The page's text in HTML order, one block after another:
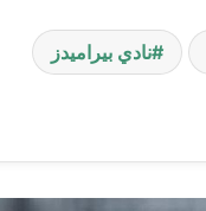
نادي بيراميدز